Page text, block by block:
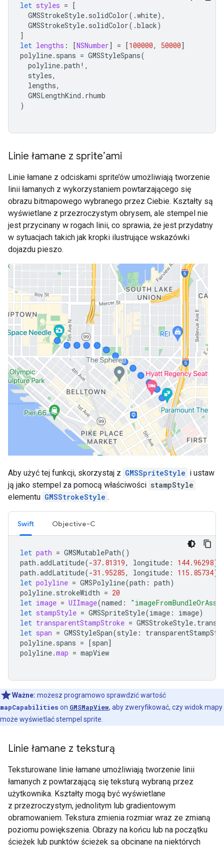
let styles =
[
GMSStrokeStyle. solidColor(.white),
GMSStrokeStyle. solidColor(.black)
]
let lengths : [NSNumber] = [100000, 50000]
polyline. spans = GMSStyleSpans(
polyline.path !,
styles,
lengths,
GMSLengthKind . rhumb
)
Linie łamane z sprite’ami
Linie łamane z odciskami sprite’ów umożliwiają tworzenie
linii łamanych z wykorzystaniem powtarzającego się
obrazu bitmapowego wybranego przez Ciebie. Kształty są
wyświetlane z przezroczystym obrysem, ale stempel nie
jest przycinany w rogach linii, co sprawia, że jest przydatny
w sytuacjach takich jak kropki ilustrujące wskazówki
dojazdu pieszo.
Aby użyć tej funkcji, skorzystaj z GMSSpriteStyle i ustaw
ją jako stempel za pomocą właściwości stampStyle
elementu GMSStrokeStyle .
Swift Objective-C
let path = GMSMutablePath()
path .addLatitude(-37.81319, longitude : 144.96298)
path .addLatitude(-31.95285, longitude : 115.85734)
let polyline = GMSPolyline(path : path)
polyline. strokeWidth = 20
let image = UIImage(named :
let stampStyle = GMSSpriteStyle(image : image)
let transparentStampStroke = GMSStrokeStyle.
let span = GMSStyleSpan(style :
polyline. spans = [span]
polyline.map = mapView
Ważne: możesz programowo sprawdzić wartość
mapCapabilities on GMSMapView, aby zweryfikować, czy widok mapy
może wyświetlać stempel sprite.
Linie łamane z teksturą
Teksturowane linie łamane umożliwiają tworzenie linii
łamanych z powtarzającą się teksturą wybraną przez
użytkownika. Kształty mogą być wyświetlane
z przezroczystym, jednolitym lub gradientowym
obramowaniem. Tekstura zmienia rozmiar wraz ze zmianą
poziomu powiększenia. Obrazy na końcu lub na początku
ścieżek lub punktów ścieżek są obcinane na niektórych